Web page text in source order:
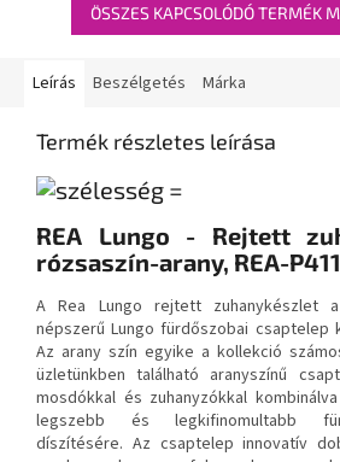
ÖSSZES KAPCSOLÓDÓ TERMÉK
Leírás Beszélgetés Márka
Termék részletes leírása
REA Lungo - Rejtett
rózsaszín-arany, REA-
A Rea Lungo rejtett zuhanykészlet
népszerű Lungo fürdőszobai csaptelep
Az arany szín egyike a kollekció
üzletünkben található aranyszínű
mosdókkal és zuhanyzókkal
legszebb és legkifinomultabb
díszítésére. Az csaptelep innovatív